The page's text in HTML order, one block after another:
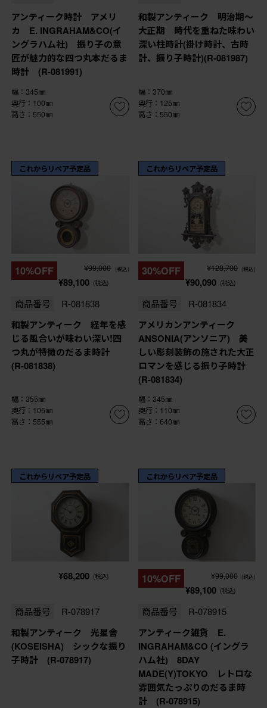
アンティーク時計 アメリ
カ E. INGRAHAM&CO(イ
ングラハム社) 振り子の意
匠が魅力的な四つ丸本だるま
時計 (R-081991)
幅：345㎜
奥行：100㎜
高さ：550㎜
和製アンティーク 明治期〜
大正期 時代を重ねた味わい
深い柱時計(掛け時計、古時
計、振り子時計)(R-081987)
幅：370㎜
奥行：125㎜
高さ：550㎜
これからリペア予定品
10%OFF ¥99,000 (税込)
¥89,100 (税込)
商品番号 R-081838
和製アンティーク 経年を感
じる風合いが味わい深い!四
つ丸が特徴のだるま時計
(R-081838)
幅：355㎜
奥行：105㎜
高さ：555㎜
これからリペア予定品
30%OFF ¥128,700 (税込)
¥90,090 (税込)
商品番号 R-081834
アメリカンアンティーク
ANSONIA(アンソニア) 美
しい彫刻装飾の施された大正
ロマンを感じる振り子時計
(R-081834)
幅：345㎜
奥行：110㎜
高さ：640㎜
これからリペア予定品
¥68,200 (税込)
商品番号 R-078917
和製アンティーク 光星舎
(KOSEISHA) シックな振り
子時計 (R-078917)
これからリペア予定品
10%OFF ¥99,000 (税込)
¥89,100 (税込)
商品番号 R-078915
アンティーク雑貨 E.
INGRAHAM&CO (イングラ
ハム社) 8DAY
MADE(Y)TOKYO レトロな
雰囲気たっぷりのだるま時
計 (R-078915)